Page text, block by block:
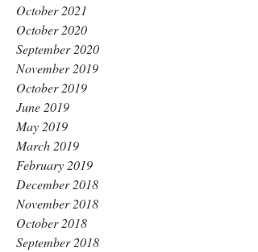
October 2021
October 2020
September 2020
November 2019
October 2019
June 2019
May 2019
March 2019
February 2019
December 2018
November 2018
October 2018
September 2018